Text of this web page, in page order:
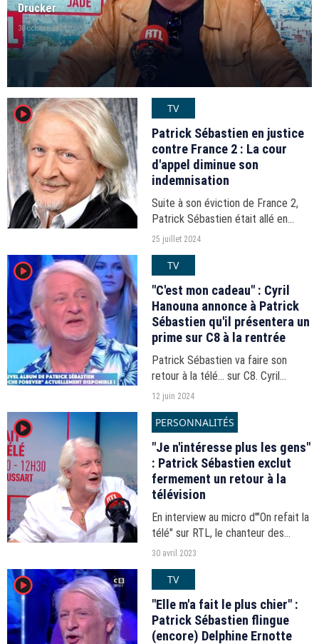
Drucker
30 octobre 2024
player2 TV
Patrick Sébastien en justice
contre France 2 : La cour
d'appel diminue son
indemnisation
Suite à son éviction de France 2,
Patrick Sébastien était allé en
justice. La cour d'appel vient de
bel et bien indemniser l'animateur,
25 juillet 2024
player2 TV
"C'est mon cadeau" : Cyril
Hanouna annonce à Patrick
Sébastien qu'il présentera un
prime sur C8 à la rentrée
Patrick Sébastien va faire son
retour à la télé... sur C8. Cyril
Hanouna lui a annoncé, dans
aurait un prime sur la chaîne à la
12 juin 2024
player2 PERSONNALITÉS
"Je n'intéresse plus les gens"
: Patrick Sébastien exclut
fermement un retour à la
télévision
En interview au micro d'"On refait la
télé" sur RTL, le chanteur des
"Sardines" a assuré avoir tourné la
30 avril 2023
player2 TV
"Elle m'a fait le plus chier" :
Patrick Sébastien flingue
(encore) Delphine Ernotte